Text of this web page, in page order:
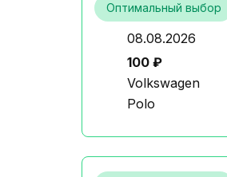
Оптимальный выбор
08.08.2026
100 ₽
Volkswagen
Polo